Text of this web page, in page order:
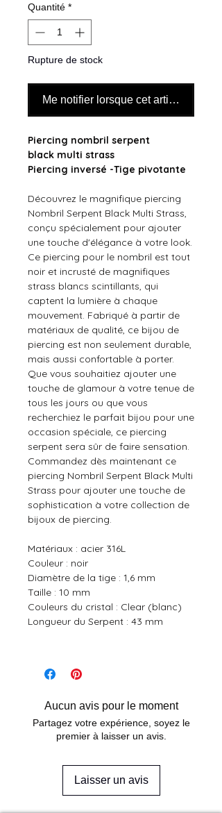
Quantité *
Rupture de stock
Me notifier lorsque cet article est
Piercing nombril serpent
black multi strass
Piercing inversé -Tige pivotante
Découvrez le magnifique piercing
Nombril Serpent Black Multi Strass,
conçu spécialement pour ajouter
une touche d'élégance à votre look.
Ce piercing pour le nombril est tout
noir et incrusté de magnifiques
strass blancs scintillants, qui
captent la lumière à chaque
mouvement. Fabriqué à partir de
matériaux de qualité, ce bijou de
piercing est non seulement durable,
mais aussi confortable à porter.
Que vous souhaitiez ajouter une
touche de glamour à votre tenue de
tous les jours ou que vous
recherchiez le parfait bijou pour une
occasion spéciale, ce piercing
serpent sera sûr de faire sensation.
Commandez dès maintenant ce
piercing Nombril Serpent Black Multi
Strass pour ajouter une touche de
sophistication à votre collection de
bijoux de piercing.
Matériaux : acier 316L
Couleur : noir
Diamètre de la tige : 1,6 mm
Taille : 10 mm
Couleurs du cristal : Clear (blanc)
Longueur du Serpent : 43 mm
Aucun avis pour le moment
Partagez votre expérience, soyez le
premier à laisser un avis.
Laisser un avis